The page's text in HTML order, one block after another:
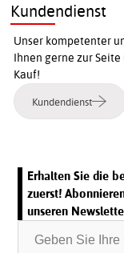
Kundendienst
Unser kompetenter
Ihnen gerne zur
Kauf!
Kundendienst
Erhalten Sie die
zuerst!
unseren